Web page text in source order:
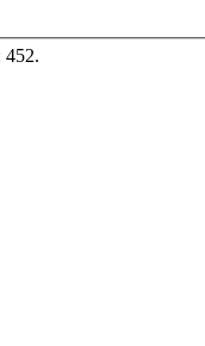
Максимальное число пользователей одновременно бывших онлайн : 452.